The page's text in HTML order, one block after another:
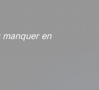
manquer en